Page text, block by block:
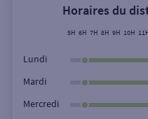
Rue
Horaires du
5H 6H 7H 8H 9H 10H
Lundi
Mardi
Mercredi